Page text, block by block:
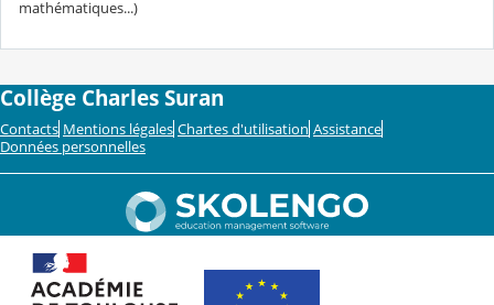
mathématiques...)
Collège Charles Suran
Contacts Mentions légales Chartes d'utilisation Assistance
Données personnelles